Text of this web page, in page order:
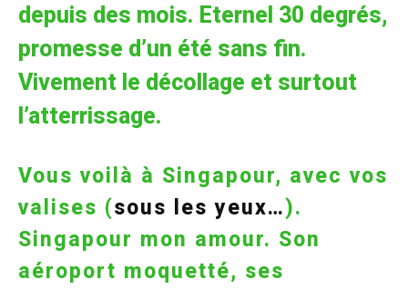
depuis des mois. Eternel 30 degrés,
promesse d’un été sans fin.
Vivement le décollage et surtout
l’atterrissage.
Vous voilà à Singapour, avec vos
valises (sous les yeux…).
Singapour mon amour. Son
aéroport moquetté, ses